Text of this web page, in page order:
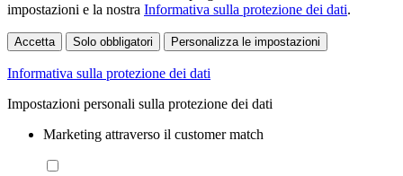
impostazioni e la nostra Informativa sulla protezione dei dati.
Accetta Solo obbligatori Personalizza le impostazioni
Informativa sulla protezione dei dati
Impostazioni personali sulla protezione dei dati
Marketing attraverso il customer match